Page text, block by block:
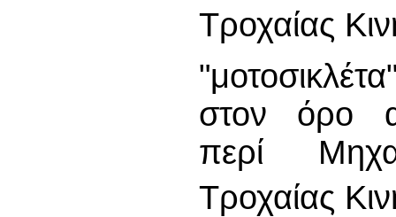
Τροχαίας
στον όρο
περί
Τροχαίας